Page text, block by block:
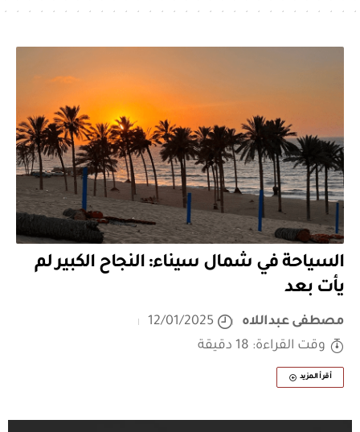
السياحة في شمال سيناء: النجاح الكبير لم
يأت بعد
مصطفى عبداللاه
12/01/2025
وقت القراءة: 18 دقيقة
أقرأ المزيد